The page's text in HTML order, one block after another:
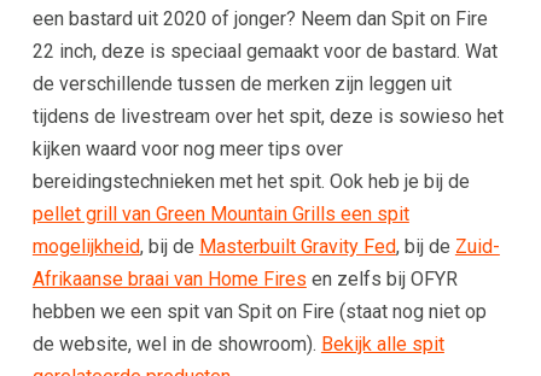
een bastard uit 2020 of jonger? Neem dan Spit on Fire
22 inch, deze is speciaal gemaakt voor de bastard. Wat
de verschillende tussen de merken zijn leggen uit
tijdens de livestream over het spit, deze is sowieso het
kijken waard voor nog meer tips over
bereidingstechnieken met het spit. Ook heb je bij de
pellet grill van Green Mountain Grills een spit
mogelijkheid, bij de Masterbuilt Gravity Fed, bij de Zuid-
Afrikaanse braai van Home Fires en zelfs bij OFYR
hebben we een spit van Spit on Fire (staat nog niet op
de website, wel in de showroom). Bekijk alle spit